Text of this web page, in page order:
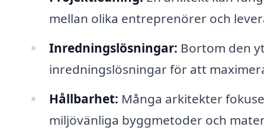
mellan olika entreprenörer och
Inredningslösningar: Bortom den
inredningslösningar för att
Hållbarhet: Många arkitekter
miljövänliga byggmetoder och